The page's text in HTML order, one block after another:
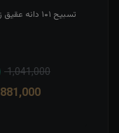
تسبیح ۱۰۱ دانه عقیق زرد
1,041,000
881,000